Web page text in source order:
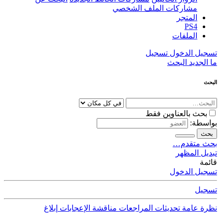
مشاركات الملف الشخصي
المتجر
PS4
الملفات
تسجيل الدخول تسجيل
ما الجديد البحث
البحث
بحث بالعناوين فقط
بواسطة:
بحث
بحث متقدم…
تبديل المظهر
قائمة
تسجيل الدخول
تسجيل
نظرة عامة تحديثات المراجعات مناقشة الإعجابات إبلاغ